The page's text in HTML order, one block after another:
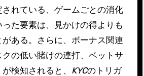
されている、ゲームごとの消化
た要素は、見かけの得よりも
ある。さらに、ボーナス関連
の低い賭けの連打、ベットサ
検知されると、 KYCのトリガ